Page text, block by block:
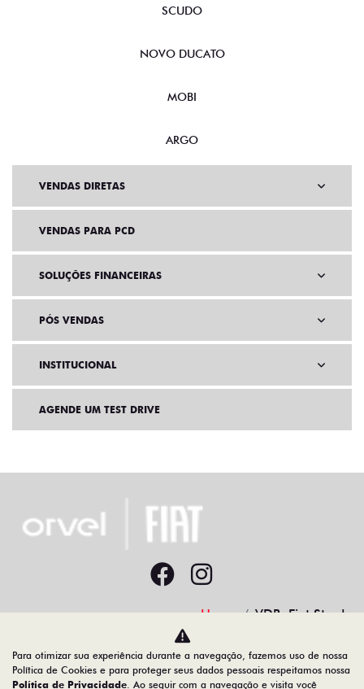
SCUDO
NOVO DUCATO
MOBI
ARGO
VENDAS DIRETAS
VENDAS PARA PCD
SOLUÇÕES FINANCEIRAS
PÓS VENDAS
INSTITUCIONAL
AGENDE UM TEST DRIVE
Home VDP: Fiat Strada
Desacelere. Seu bem maior é a vida.
Para otimizar sua experiência durante a navegação, fazemos uso de nossa
Política de Cookies e para proteger seus dados pessoais respeitamos nossa
Política de Privacidade. Ao seguir com a navegação e visita você